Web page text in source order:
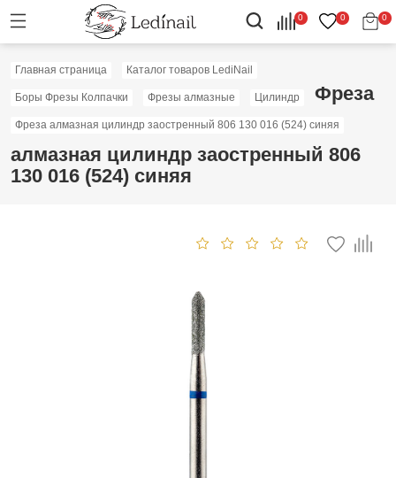
0 0 0
Главная страница Каталог товаров LediNail
Боры Фрезы Колпачки Фрезы алмазные Цилиндр
Фреза алмазная цилиндр заостренный 806 130 016 (524) синяя
Фреза
алмазная цилиндр заостренный 806
130 016 (524) синяя